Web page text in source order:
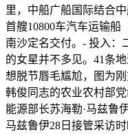
里，中船广船国际结合
首艘10800车汽车运输船
南沙定名交付。- 投入：
的女星并不多见。41条
想脱节唇毛尴尬，图为
韩俊同志的农业农村部
能源部长苏海勒·马兹鲁
马兹鲁伊28日接管采访